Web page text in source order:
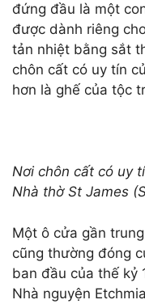
đứng đầu là một
được dành riêng
tản nhiệt bằng sắt
chôn cất có uy tín
hơn là ghế của tộc
Nơi chôn cất có uy
Nhà thờ St James
Một ô cửa gần
cũng thường đóng
ban đầu của thế kỷ
Nhà nguyện